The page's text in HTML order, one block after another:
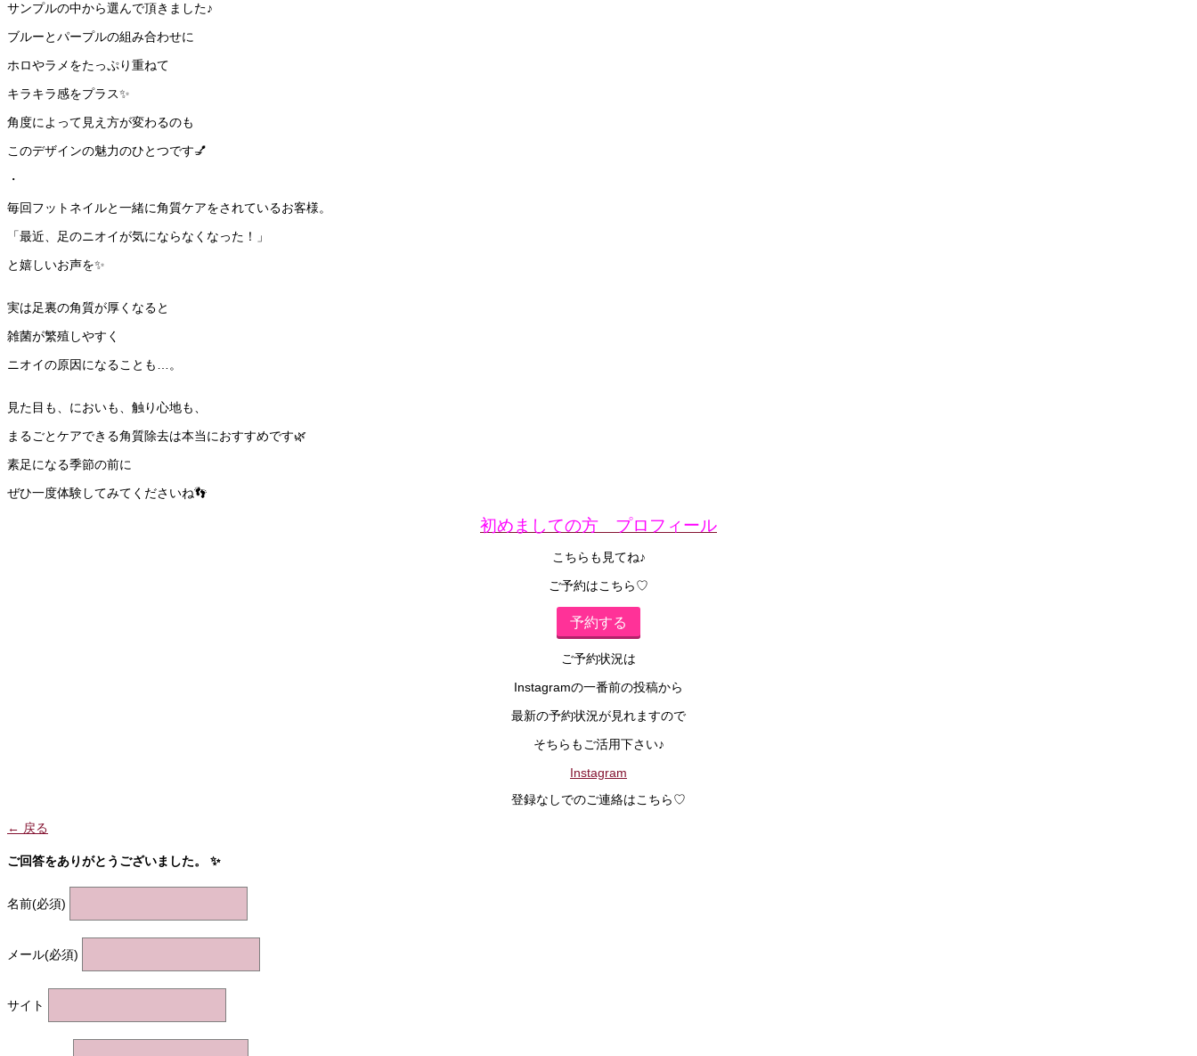
サンプルの中から選んで頂きました♪
ブルーとパープルの組み合わせに
ホロやラメをたっぷり重ねて
キラキラ感をプラス✨
角度によって見え方が変わるのも
このデザインの魅力のひとつです💅
・
毎回フットネイルと一緒に角質ケアをされているお客様。
「最近、足のニオイが気にならなくなった！」
と嬉しいお声を✨
実は足裏の角質が厚くなると
雑菌が繁殖しやすく
ニオイの原因になることも…。
見た目も、においも、触り心地も、
まるごとケアできる角質除去は本当におすすめです🌿
素足になる季節の前に
ぜひ一度体験してみてくださいね👣
初めましての方 プロフィール
こちらも見てね♪
ご予約はこちら♡
予約する
ご予約状況は
Instagramの一番前の投稿から
最新の予約状況が見れますので
そちらもご活用下さい♪
Instagram
登録なしでのご連絡はこちら♡
← 戻る
ご回答をありがとうございました。 ✨
名前(必須)
メール(必須)
サイト